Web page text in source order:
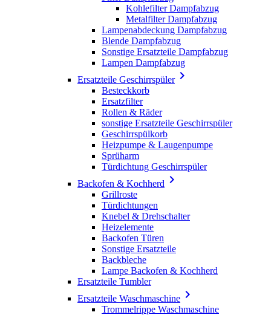
Kohlefilter Dampfabzug
Metalfilter Dampfabzug
Lampenabdeckung Dampfabzug
Blende Dampfabzug
Sonstige Ersatzteile Dampfabzug
Lampen Dampfabzug
Ersatzteile Geschirrspüler
Besteckkorb
Ersatzfilter
Rollen & Räder
sonstige Ersatzteile Geschirrspüler
Geschirrspülkorb
Heizpumpe & Laugenpumpe
Sprüharm
Türdichtung Geschirrspüler
Backofen & Kochherd 
Grillroste
Türdichtungen
Knebel & Drehschalter
Heizelemente
Backofen Türen
Sonstige Ersatzteile
Backbleche
Lampe Backofen & Kochherd
Ersatzteile Tumbler
Ersatzteile Waschmaschine 
Trommelrippe Waschmaschine